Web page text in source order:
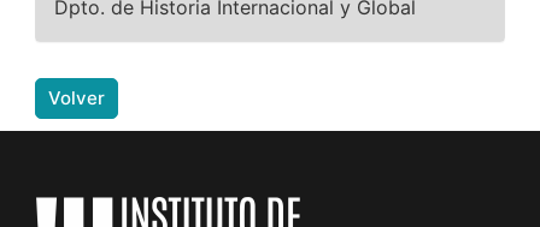
Dpto. de Historia Internacional y Global
Volver